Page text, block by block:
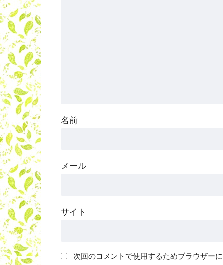
名前
メール
サイト
次回のコメントで使用するためブラウザー